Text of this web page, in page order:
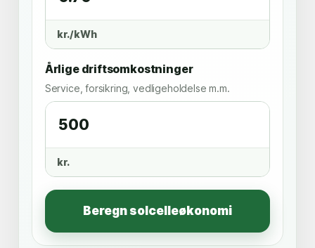
kr./kWh
Årlige driftsomkostninger
Service, forsikring, vedligeholdelse m.m.
kr.
Beregn solcelleøkonomi